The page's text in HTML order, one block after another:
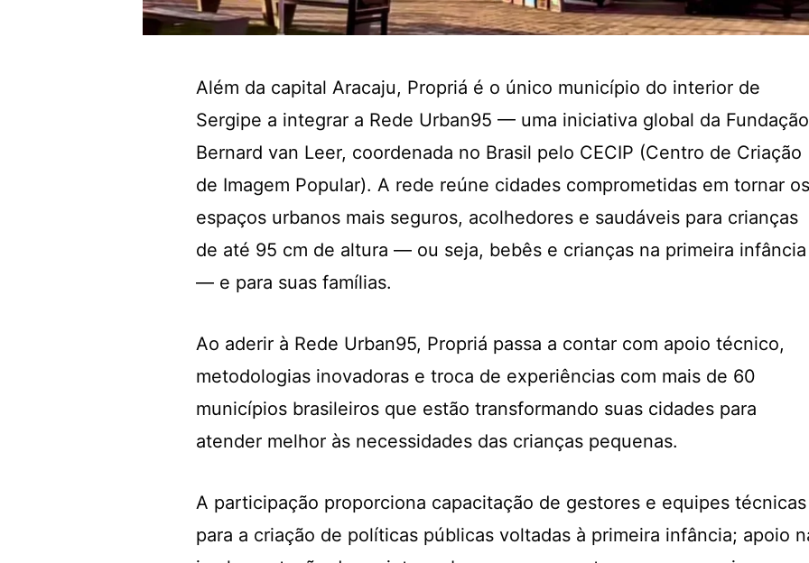
Além da capital Aracaju, Propriá é o único município do interior de
Sergipe a integrar a Rede Urban95 — uma iniciativa global da Fundação
Bernard van Leer, coordenada no Brasil pelo CECIP (Centro de Criação
de Imagem Popular). A rede reúne cidades comprometidas em tornar os
espaços urbanos mais seguros, acolhedores e saudáveis para crianças
de até 95 cm de altura — ou seja, bebês e crianças na primeira infância
— e para suas famílias.
Ao aderir à Rede Urban95, Propriá passa a contar com apoio técnico,
metodologias inovadoras e troca de experiências com mais de 60
municípios brasileiros que estão transformando suas cidades para
atender melhor às necessidades das crianças pequenas.
A participação proporciona capacitação de gestores e equipes técnicas
para a criação de políticas públicas voltadas à primeira infância; apoio